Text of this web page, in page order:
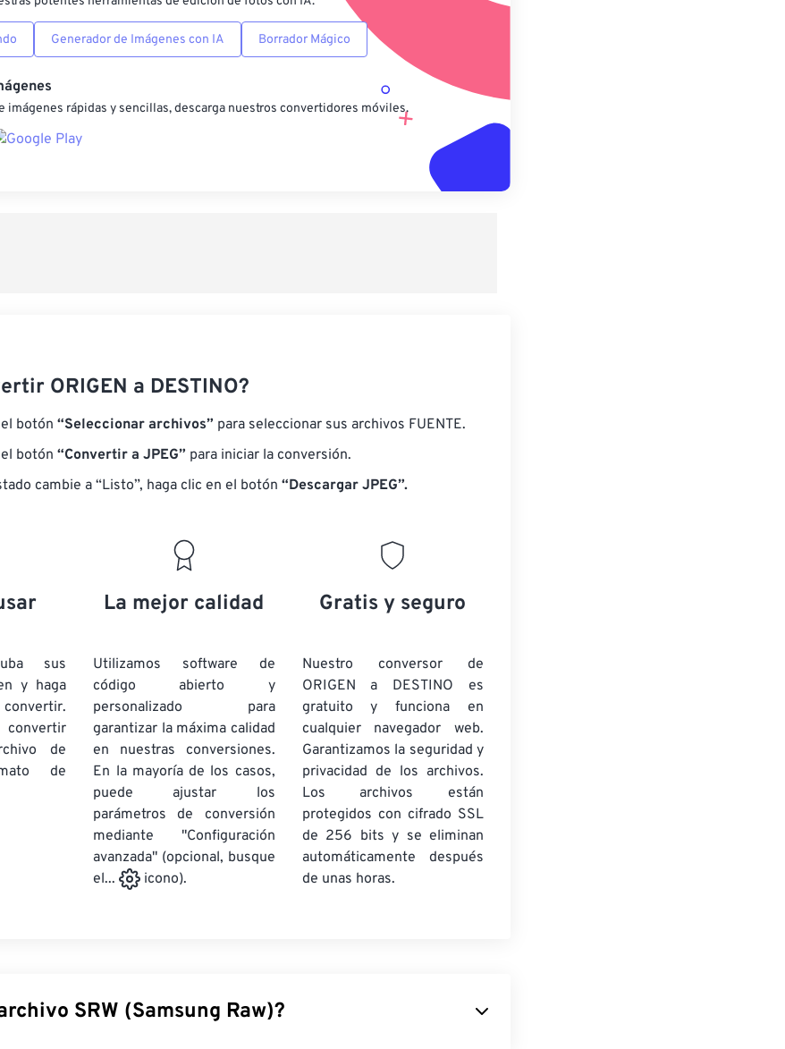
Generador de Imágenes con IA Borrador Mágico
imágenes rápidas y sencillas, descarga nuestros convertidores móviles.
ORIGEN a DESTINO?
botón “Seleccionar archivos” para seleccionar sus archivos FUENTE.
botón “Convertir a JPEG” para iniciar la conversión.
cambie a “Listo”, haga clic en el botón “Descargar JPEG”.
sus
y haga
de
de
La mejor calidad
Utilizamos software de
código abierto y
personalizado para
garantizar la máxima calidad
en nuestras conversiones.
En la mayoría de los casos,
puede ajustar los
parámetros de conversión
mediante "Configuración
avanzada" (opcional, busque
el...
icono).
Gratis y seguro
Nuestro conversor de
ORIGEN a DESTINO es
gratuito y funciona en
cualquier navegador web.
Garantizamos la seguridad y
privacidad de los archivos.
Los archivos están
protegidos con cifrado SSL
de 256 bits y se eliminan
automáticamente después
de unas horas.
SRW (Samsung Raw)?